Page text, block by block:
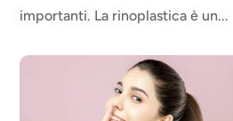
importanti. La rinoplastica è un...